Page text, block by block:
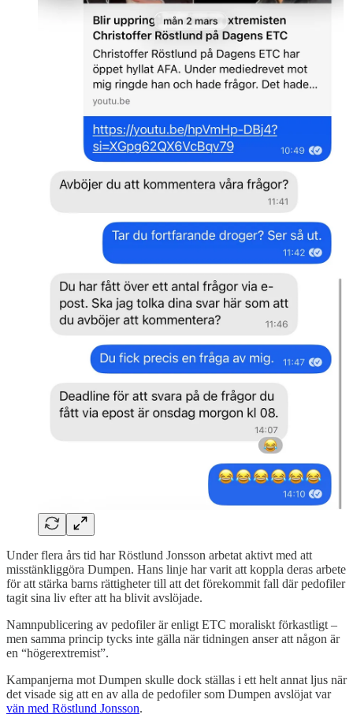
Under flera års tid har Röstlund Jonsson arbetat aktivt med att
misstänkliggöra Dumpen. Hans linje har varit att koppla deras arbete
för att stärka barns rättigheter till att det förekommit fall där pedofiler
tagit sina liv efter att ha blivit avslöjade.
Namnpublicering av pedofiler är enligt ETC moraliskt förkastligt –
men samma princip tycks inte gälla när tidningen anser att någon är
en “högerextremist”.
Kampanjerna mot Dumpen skulle dock ställas i ett helt annat ljus när
det visade sig att en av alla de pedofiler som Dumpen avslöjat var
vän med Röstlund Jonsson.